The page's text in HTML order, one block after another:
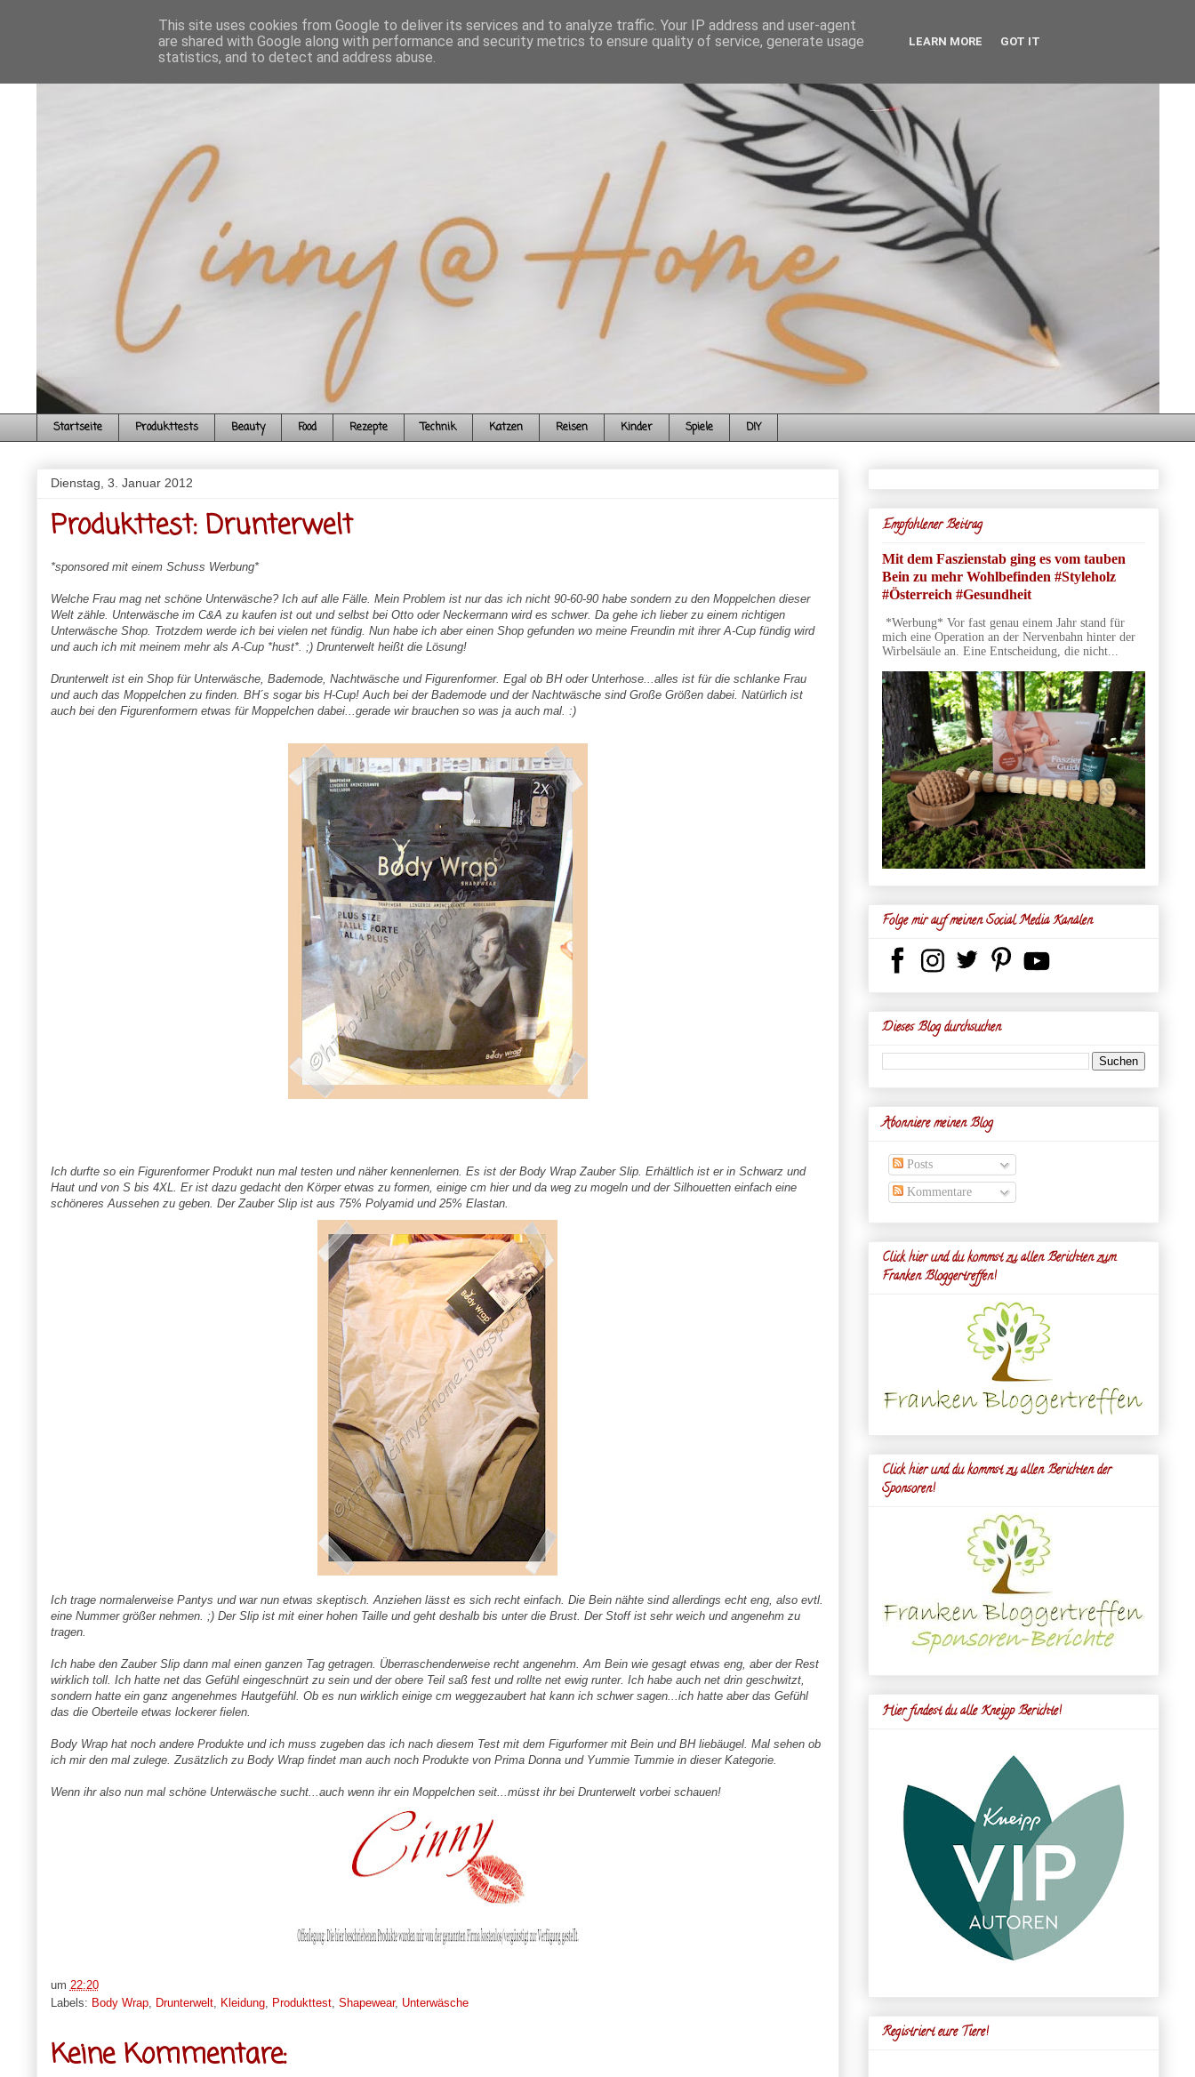
Startseite Produkttests Beauty Food Rezepte Technik Katzen Reisen Kinder Spiele DIY
Dienstag, 3. Januar 2012
Produkttest: Drunterwelt
*sponsored mit einem Schuss Werbung*
Welche Frau mag net schöne Unterwäsche? Ich auf alle Fälle. Mein Problem ist nur das ich nicht 90-60-90 habe sondern zu den Moppelchen dieser
Welt zähle. Unterwäsche im C&A zu kaufen ist out und selbst bei Otto oder Neckermann wird es schwer. Da gehe ich lieber zu einem richtigen
Unterwäsche Shop. Trotzdem werde ich bei vielen net fündig. Nun habe ich aber einen Shop gefunden wo meine Freundin mit ihrer A-Cup fündig wird
und auch ich mit meinem mehr als A-Cup *hust*. ;) Drunterwelt heißt die Lösung!
Drunterwelt ist ein Shop für Unterwäsche, Bademode, Nachtwäsche und Figurenformer. Egal ob BH oder Unterhose...alles ist für die schlanke Frau
und auch das Moppelchen zu finden. BH´s sogar bis H-Cup! Auch bei der Bademode und der Nachtwäsche sind Große Größen dabei. Natürlich ist
auch bei den Figurenformern etwas für Moppelchen dabei...gerade wir brauchen so was ja auch mal. :)
Ich durfte so ein Figurenformer Produkt nun mal testen und näher kennenlernen. Es ist der Body Wrap Zauber Slip. Erhältlich ist er in Schwarz und
Haut und von S bis 4XL. Er ist dazu gedacht den Körper etwas zu formen, einige cm hier und da weg zu mogeln und der Silhouetten einfach eine
schöneres Aussehen zu geben. Der Zauber Slip ist aus 75% Polyamid und 25% Elastan.
Ich trage normalerweise Pantys und war nun etwas skeptisch. Anziehen lässt es sich recht einfach. Die Bein nähte sind allerdings echt eng, also evtl.
eine Nummer größer nehmen. ;) Der Slip ist mit einer hohen Taille und geht deshalb bis unter die Brust. Der Stoff ist sehr weich und angenehm zu
tragen.
Ich habe den Zauber Slip dann mal einen ganzen Tag getragen. Überraschenderweise recht angenehm. Am Bein wie gesagt etwas eng, aber der Rest
wirklich toll. Ich hatte net das Gefühl eingeschnürt zu sein und der obere Teil saß fest und rollte net ewig runter. Ich habe auch net drin geschwitzt,
sondern hatte ein ganz angenehmes Hautgefühl. Ob es nun wirklich einige cm weggezaubert hat kann ich schwer sagen...ich hatte aber das Gefühl
das die Oberteile etwas lockerer fielen.
Body Wrap hat noch andere Produkte und ich muss zugeben das ich nach diesem Test mit dem Figurformer mit Bein und BH liebäugel. Mal sehen ob
ich mir den mal zulege. Zusätzlich zu Body Wrap findet man auch noch Produkte von Prima Donna und Yummie Tummie in dieser Kategorie.
Wenn ihr also nun mal schöne Unterwäsche sucht...auch wenn ihr ein Moppelchen seit...müsst ihr bei Drunterwelt vorbei schauen!
um 22:20
Labels: Body Wrap, Drunterwelt, Kleidung, Produkttest, Shapewear, Unterwäsche
Keine Kommentare:
Empfohlener Beitrag
Mit dem Faszienstab ging es vom tauben
Bein zu mehr Wohlbefinden #Styleholz
#Österreich #Gesundheit
*Werbung* Vor fast genau einem Jahr stand für
mich eine Operation an der Nervenbahn hinter der
Wirbelsäule an. Eine Entscheidung, die nicht...
Folge mir auf meinen Social Media Kanälen
Dieses Blog durchsuchen
Abonniere meinen Blog
Posts
Kommentare
Click hier und du kommst zu allen Berichten zum
Franken Bloggertreffen!
Click hier und du kommst zu allen Berichten der
Sponsoren!
Hier findest du alle Kneipp Berichte!
Registriert eure Tiere!
This site uses cookies from Google to deliver its services and to analyze traffic. Your IP address and user-agent
are shared with Google along with performance and security metrics to ensure quality of service, generate usage
statistics, and to detect and address abuse.
LEARN MORE GOT IT